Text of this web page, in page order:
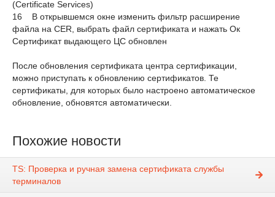
(Certificate Services)
16 В открывшемся окне изменить фильтр расширение
файла на CER, выбрать файл сертификата и нажать Ок
Сертификат выдающего ЦС обновлен
После обновления сертификата центра сертификации,
можно приступать к обновлению сертификатов. Те
сертификаты, для которых было настроено автоматическое
обновление, обновятся автоматически.
Похожие новости
TS: Проверка и ручная замена сертификата службы
терминалов